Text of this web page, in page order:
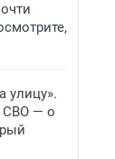
улицу».
СВО — о